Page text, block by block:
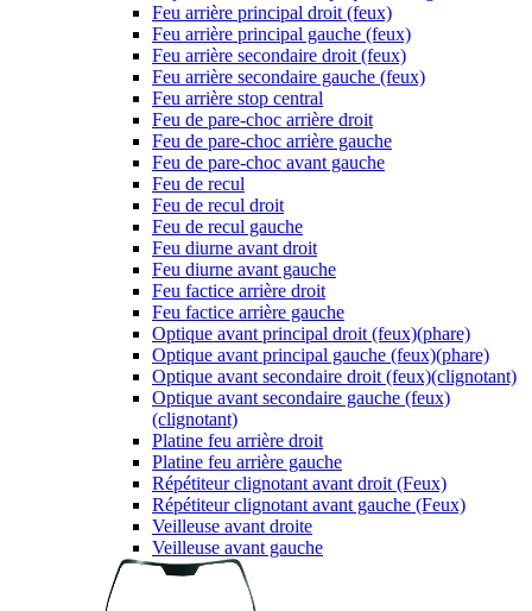
Feu arrière principal droit (feux)
Feu arrière principal gauche (feux)
Feu arrière secondaire droit (feux)
Feu arrière secondaire gauche (feux)
Feu arrière stop central
Feu de pare-choc arrière droit
Feu de pare-choc arrière gauche
Feu de pare-choc avant gauche
Feu de recul
Feu de recul droit
Feu de recul gauche
Feu diurne avant droit
Feu diurne avant gauche
Feu factice arrière droit
Feu factice arrière gauche
Optique avant principal droit (feux)(phare)
Optique avant principal gauche (feux)(phare)
Optique avant secondaire droit (feux)(clignotant)
Optique avant secondaire gauche (feux)
(clignotant)
Platine feu arrière droit
Platine feu arrière gauche
Répétiteur clignotant avant droit (Feux)
Répétiteur clignotant avant gauche (Feux)
Veilleuse avant droite
Veilleuse avant gauche